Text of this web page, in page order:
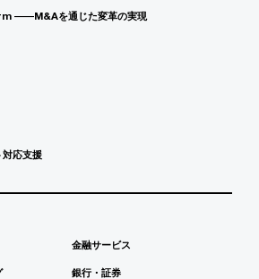
を通じた変革の実現
対応支援
金融サービス
銀行・証券